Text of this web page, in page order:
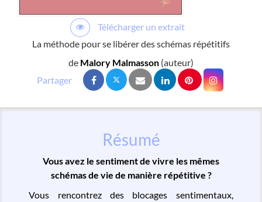
Télécharger un extrait
La méthode pour se libérer des schémas répétitifs
de Malory Malmasson (auteur)
Résumé
Vous avez le sentiment de vivre les mêmes
schémas de vie de manière répétitive ?
Vous rencontrez des blocages sentimentaux,